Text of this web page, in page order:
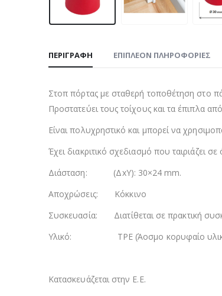
ΠΕΡΙΓΡΑΦΉ ΕΠΙΠΛΈΟΝ ΠΛΗΡΟΦΟΡΊΕΣ
Στοπ πόρτας με σταθερή τοποθέτηση στο
Προστατεύει τους τοίχους και τα έπιπλα
Είναι πολυχρηστικό και μπορεί να
Έχει διακριτικό σχεδιασμό που ταιριάζει
Διάσταση: (ΔxΥ): 30×24 mm.
Αποχρώσεις: Κόκκινο
Συσκευασία: Διατίθεται σε πρακτική
Υλικό: TPE (Άοσμο κορυφαίο υλικό
Κατασκευάζεται στην Ε.Ε.